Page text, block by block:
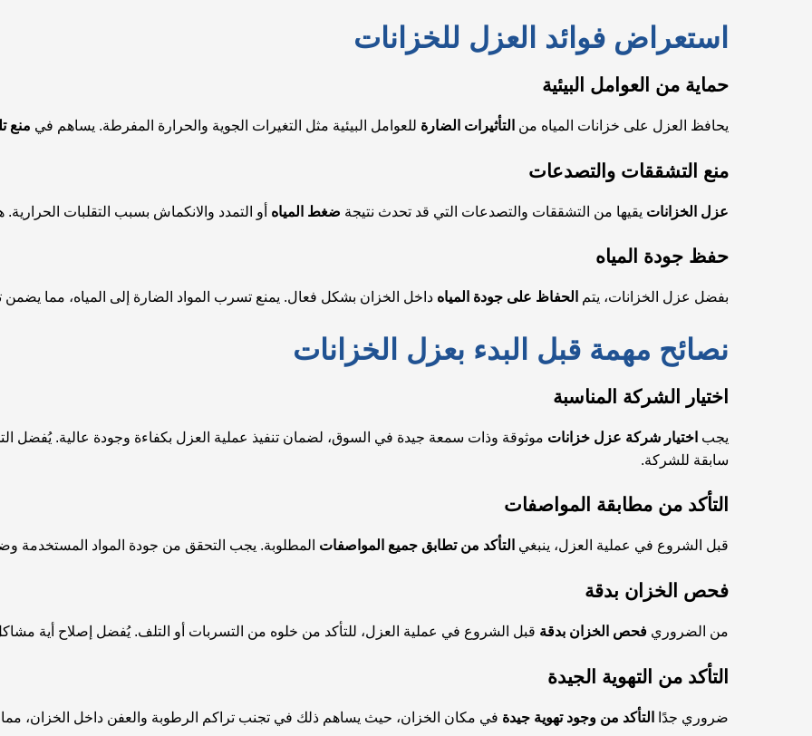
استعراض فوائد العزل للخزانات
حماية من العوامل البيئية
يحافظ العزل على خزانات المياه من التأثيرات الضارة للعوامل البيئية مثل التغيرات الجوية والحرارة المفرطة. يساهم في منع
منع التشققات والتصدعات
عزل الخزانات يقيها من التشققات والتصدعات التي قد تحدث نتيجة ضغط المياه أو التمدد والانكماش بسبب التقلبات
حفظ جودة المياه
بفضل عزل الخزانات، يتم الحفاظ على جودة المياه داخل الخزان بشكل فعال. يمنع تسرب المواد الضارة إلى المياه، مما يضمن
نصائح مهمة قبل البدء بعزل الخزانات
اختيار الشركة المناسبة
يجب اختيار شركة عزل خزانات موثوقة وذات سمعة جيدة في السوق، لضمان تنفيذ عملية العزل بكفاءة وجودة عالية. يُفضل
سابقة للشركة.
التأكد من مطابقة المواصفات
قبل الشروع في عملية العزل، ينبغي التأكد من تطابق جميع المواصفات المطلوبة. يجب التحقق من جودة المواد المستخدمة
فحص الخزان بدقة
من الضروري فحص الخزان بدقة قبل الشروع في عملية العزل، للتأكد من خلوه من التسربات أو التلف. يُفضل إصلاح أية
التأكد من التهوية الجيدة
ضروري جدًا التأكد من وجود تهوية جيدة في مكان الخزان، حيث يساهم ذلك في تجنب تراكم الرطوبة والعفن داخل الخزان،